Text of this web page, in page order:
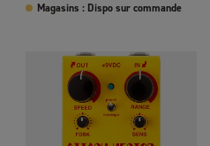
Magasins : Dispo sur commande